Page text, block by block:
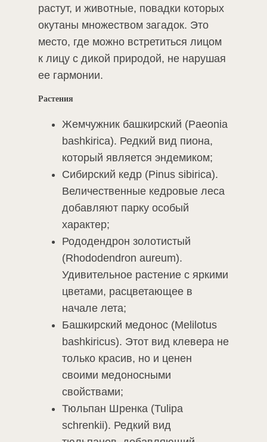
растут, и животные, повадки которых
окутаны множеством загадок. Это
место, где можно встретиться лицом
к лицу с дикой природой, не нарушая
ее гармонии.
Растения
Жемчужник башкирский (Paeonia
bashkirica). Редкий вид пиона,
который является эндемиком;
Сибирский кедр (Pinus sibirica).
Величественные кедровые леса
добавляют парку особый
характер;
Рододендрон золотистый
(Rhododendron aureum).
Удивительное растение с яркими
цветами, расцветающее в
начале лета;
Башкирский медонос (Melilotus
bashkiricus). Этот вид клевера не
только красив, но и ценен
своими медоносными
свойствами;
Тюльпан Шренка (Tulipa
schrenkii). Редкий вид